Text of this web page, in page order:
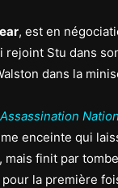
, est en
rejoint Stu dans
dans la
Assassination Nation
enceinte qui
mais finit par
la première